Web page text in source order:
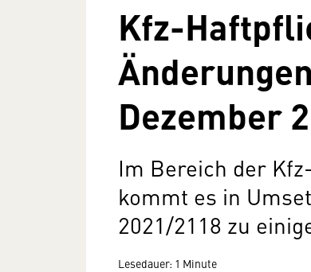
Kfz-
Dezember
Im Bereich der
kommt es in
2021/2118 zu
Lesedauer: 1 Minute